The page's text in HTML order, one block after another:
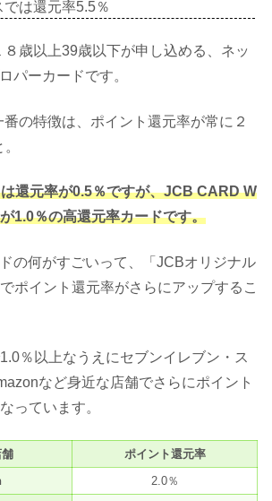
は還元率5.5％
歳以上39歳以下が申し込める、ネッ
パーカードです。
の特徴は、ポイント還元率が常に２
還元率が0.5％ですが、JCB CARD W
1.0％の高還元率カードです。
の何がすごいって、「JCBオリジナル
ポイント還元率がさらにアップするこ
％以上なうえにセブンイレブン・ス
など身近な店舗でさらにポイント
っています。
ポイント還元率
2.0％